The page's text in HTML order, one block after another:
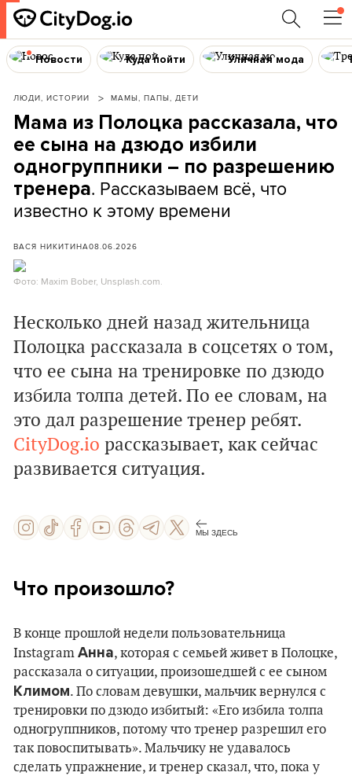
Новости Куда пойти Уличная мода
ЛЮДИ, ИСТОРИИ МАМЫ, ПАПЫ, ДЕТИ
Мама из Полоцка рассказала, что
ее сына на дзюдо избили
одногруппники – по разрешению
тренера. Рассказываем всё, что
известно к этому времени
ВАСЯ НИКИТИНА08.06.2026
Фото: Maxim Bober, Unsplash.com.
Несколько дней назад жительница
Полоцка рассказала в соцсетях о том,
что ее сына на тренировке по дзюдо
избила толпа детей. По ее словам, на
это дал разрешение тренер ребят.
CityDog.io рассказывает, как сейчас
развивается ситуация.
МЫ ЗДЕСЬ
Что произошло?
В конце прошлой недели пользовательница
Instagram Анна, которая с семьей живет в Полоцке,
рассказала о ситуации, произошедшей с ее сыном
Климом. По словам девушки, мальчик вернулся с
тренировки по дзюдо избитый: «Его избила толпа
одногруппников, потому что тренер разрешил его
так повоспитывать». Мальчику не удавалось
сделать упражнение, и тренер сказал, что, пока у